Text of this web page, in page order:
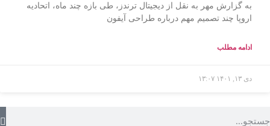
به گزارش مهر به نقل از دیجیتال ترندز، طی بازه چند ماه، اتحادیه
اروپا چند تصمیم مهم درباره طراحی آیفون
ادامه مطلب
دی ۱۳, ۱۴۰۱ ۱۳:۰۷